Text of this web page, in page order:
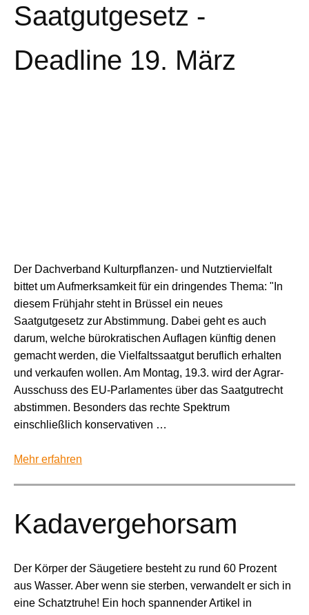
Saatgutgesetz -
Deadline 19. März
Der Dachverband Kulturpflanzen- und Nutztiervielfalt
bittet um Aufmerksamkeit für ein dringendes Thema: "In
diesem Frühjahr steht in Brüssel ein neues
Saatgutgesetz zur Abstimmung. Dabei geht es auch
darum, welche bürokratischen Auflagen künftig denen
gemacht werden, die Vielfaltssaatgut beruflich erhalten
und verkaufen wollen. Am Montag, 19.3. wird der Agrar-
Ausschuss des EU-Parlamentes über das Saatgutrecht
abstimmen. Besonders das rechte Spektrum
einschließlich konservativen …
Mehr erfahren
Kadavergehorsam
Der Körper der Säugetiere besteht zu rund 60 Prozent
aus Wasser. Aber wenn sie sterben, verwandelt er sich in
eine Schatztruhe! Ein hoch spannender Artikel in